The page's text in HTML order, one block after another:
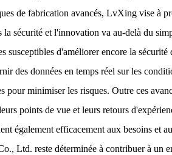
de fabrication avancés, LvXing vise à
la sécurité et l'innovation va au-delà du
susceptibles d'améliorer encore la
des données en temps réel sur les
pour minimiser les risques. Outre ces
points de vue et leurs retours
également efficacement aux besoins et
Ltd. reste déterminée à contribuer à un